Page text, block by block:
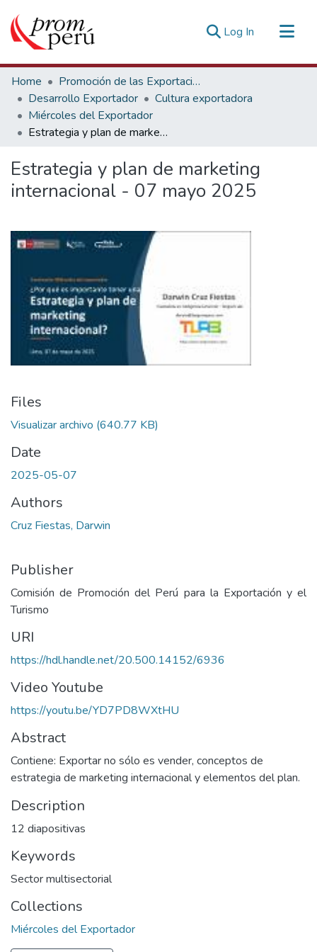
Log In (current)
Communities & Collections
All of DSpace
Statistics
Estadísticas Externas
Home
Promoción de las Exportaciones
Desarrollo Exportador
Cultura exportadora
Miércoles del Exportador
Estrategia y plan de marketing internacional - 07 mayo 2025
Estrategia y plan de marketing
internacional - 07 mayo 2025
Files
Visualizar archivo (640.77 KB)
Date
2025-05-07
Authors
Cruz Fiestas, Darwin
Publisher
Comisión de Promoción del Perú para la Exportación y el
Turismo
URI
https://hdl.handle.net/20.500.14152/6936
Video Youtube
https://youtu.be/YD7PD8WXtHU
Abstract
Contiene: Exportar no sólo es vender, conceptos de
estrategia de marketing internacional y elementos del plan.
Description
12 diapositivas
Keywords
Sector multisectorial
Collections
Miércoles del Exportador